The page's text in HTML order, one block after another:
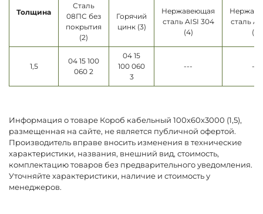
Толщина
Сталь
08ПС без
покрытия
(2)
Горячий
цинк (3)
Нержавеющая
сталь AISI 304
(4)
сталь
(5)
1,5
04 15 100
060 2
04 15
100 060
3
--- ---
Информация о товаре Короб кабельный 100х60х3000 (1,5),
размещенная на сайте, не является публичной офертой.
Производитель вправе вносить изменения в технические
характеристики, названия, внешний вид, стоимость,
комплектацию товаров без предварительного уведомления.
Уточняйте характеристики, наличие и стоимость у
менеджеров.